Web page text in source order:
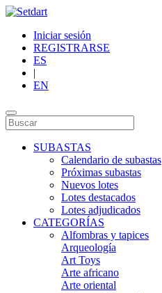
Iniciar sesión
REGISTRARSE
ES
|
EN
SUBASTAS
Calendario de subastas
Próximas subastas
Nuevos lotes
Lotes destacados
Lotes adjudicados
CATEGORÍAS
Alfombras y tapices
Arqueología
Art Toys
Arte africano
Arte oriental